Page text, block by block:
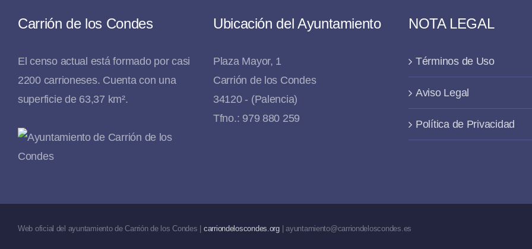
Carrión de los Condes
El censo actual está formado por casi
2200 carrioneses. Cuenta con una
superficie de 63,37 km².
Ubicación del Ayuntamiento
Plaza Mayor, 1
Carrión de los Condes
34120 - (Palencia)
Tfno.: 979 880 259
NOTA LEGAL
Términos de Uso
Aviso Legal
Política de Privacidad
Web oficial del ayuntamiento de Carrión de los Condes | carriondeloscondes.org| ayuntamiento@carriondeloscondes.es